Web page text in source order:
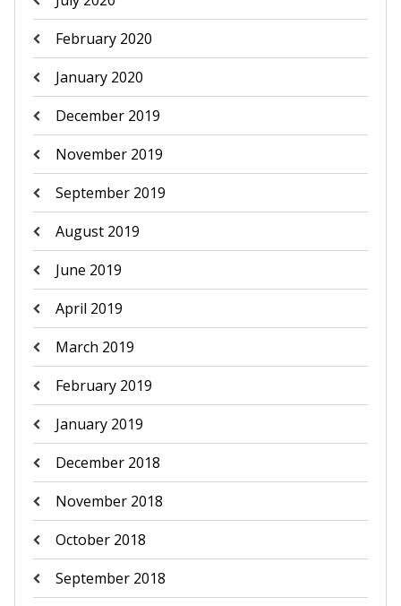
February 2020
January 2020
December 2019
November 2019
September 2019
August 2019
June 2019
April 2019
March 2019
February 2019
January 2019
December 2018
November 2018
October 2018
September 2018